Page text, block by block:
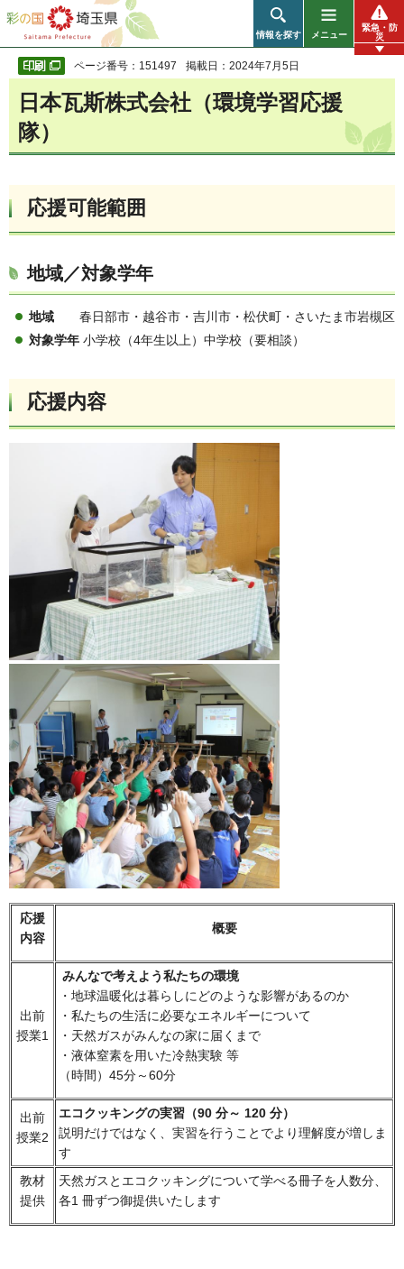
彩の国 埼玉県
情報を探す メニュー
緊急・防
災
ページ番号：151497 掲載日：2024年7月5日
日本瓦斯株式会社（環境学習応援
隊）
応援可能範囲
地域／対象学年
地域 春日部市・越谷市・吉川市・松伏町・さいたま市岩槻区
対象学年 小学校（4年生以上）中学校（要相談）
応援内容
応援
内容
概要
出前
授業1
みんなで考えよう私たちの環境
・地球温暖化は暮らしにどのような影響があるのか
・私たちの生活に必要なエネルギーについて
・天然ガスがみんなの家に届くまで
・液体窒素を用いた冷熱実験 等
（時間）45分～60分
出前
授業2
エコクッキングの実習（90 分～ 120 分）
説明だけではなく、実習を行うことでより理解度が増しま
す
教材
提供
天然ガスとエコクッキングについて学べる冊子を人数分、
各1 冊ずつ御提供いたします